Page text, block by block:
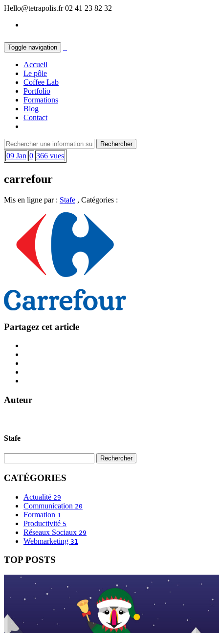
Hello@tetrapolis.fr 02 41 23 82 32
Toggle navigation
Accueil
Le pôle
Coffee Lab
Portfolio
Formations
Blog
Contact
09 Jan 0 366 vues
carrefour
Mis en ligne par : Stafe , Catégories :
Partagez cet article
Auteur
Stafe
CATÉGORIES
Actualité 29
Communication 20
Formation 1
Productivité 5
Réseaux Sociaux 29
Webmarketing 31
TOP POSTS